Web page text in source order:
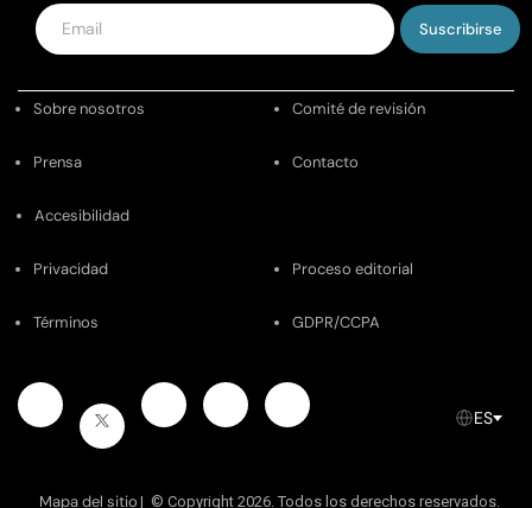
Introduce
tu
Sobre nosotros Comité de revisión
Prensa Contacto
Accesibilidad
Privacidad Proceso editorial
Términos GDPR/CCPA
Facebook
Twitter
YoutubeInstagramPinterest
ES
Mapa del sitio | © Copyright 2026. Todos los derechos reservados.